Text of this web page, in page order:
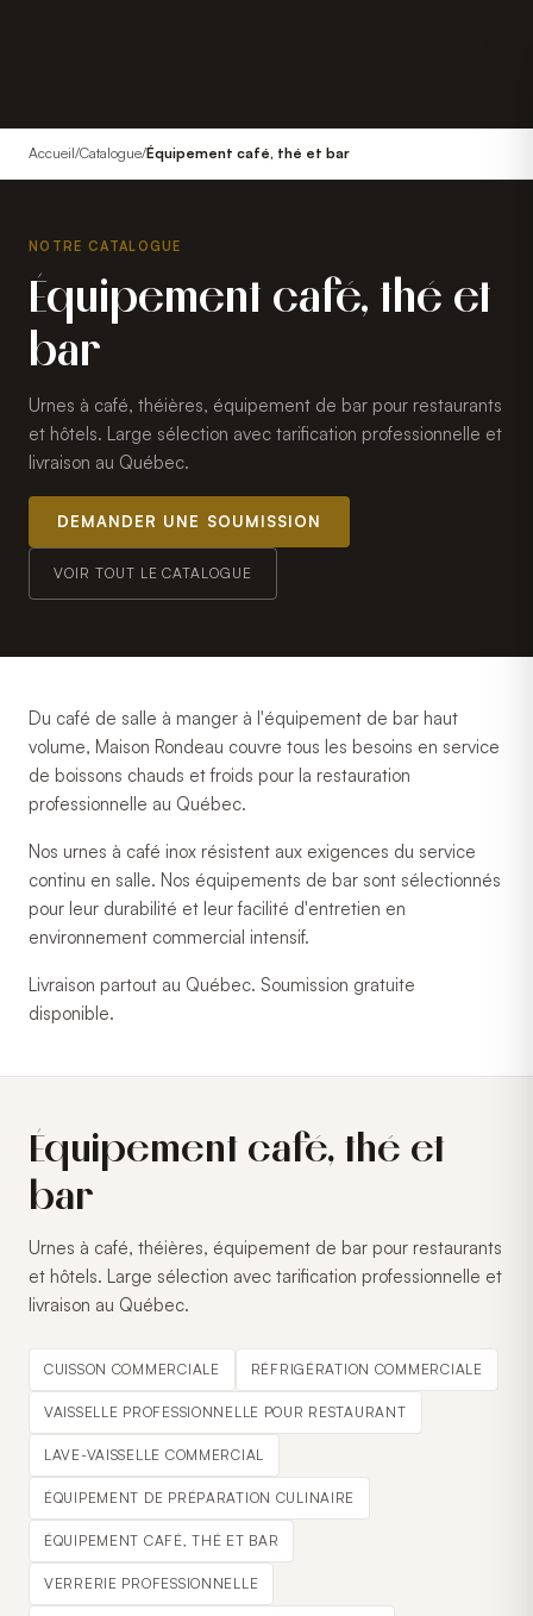
Accueil/Catalogue/Équipement café, thé et bar
NOTRE CATALOGUE
Équipement café, thé et
bar
Urnes à café, théières, équipement de bar pour restaurants
et hôtels. Large sélection avec tarification professionnelle et
livraison au Québec.
DEMANDER UNE SOUMISSION
VOIR TOUT LE CATALOGUE
Du café de salle à manger à l'équipement de bar haut
volume, Maison Rondeau couvre tous les besoins en service
de boissons chauds et froids pour la restauration
professionnelle au Québec.
Nos urnes à café inox résistent aux exigences du service
continu en salle. Nos équipements de bar sont sélectionnés
pour leur durabilité et leur facilité d'entretien en
environnement commercial intensif.
Livraison partout au Québec. Soumission gratuite
disponible.
Équipement café, thé et
bar
Urnes à café, théières, équipement de bar pour restaurants
et hôtels. Large sélection avec tarification professionnelle et
livraison au Québec.
CUISSON COMMERCIALE RÉFRIGÉRATION COMMERCIALE
VAISSELLE PROFESSIONNELLE POUR RESTAURANT
LAVE-VAISSELLE COMMERCIAL
ÉQUIPEMENT DE PRÉPARATION CULINAIRE
ÉQUIPEMENT CAFÉ, THÉ ET BAR
VERRERIE PROFESSIONNELLE